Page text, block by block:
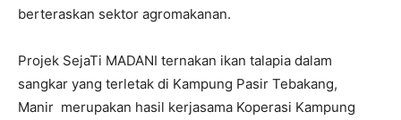
berteraskan sektor agromakanan.
Projek SejaTi MADANI ternakan ikan talapia dalam
sangkar yang terletak di Kampung Pasir Tebakang,
Manir merupakan hasil kerjasama Koperasi Kampung